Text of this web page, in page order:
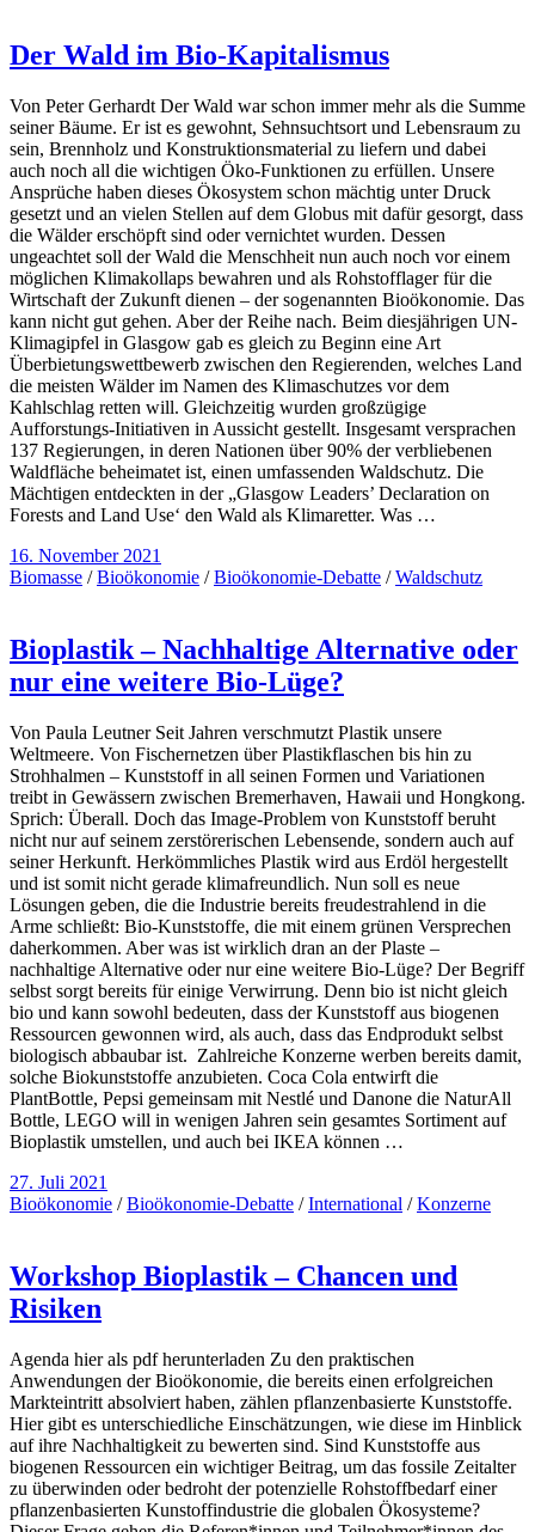
Der Wald im Bio-Kapitalismus
Von Peter Gerhardt Der Wald war schon immer mehr als die Summe
seiner Bäume. Er ist es gewohnt, Sehnsuchtsort und Lebensraum zu
sein, Brennholz und Konstruktionsmaterial zu liefern und dabei
auch noch all die wichtigen Öko-Funktionen zu erfüllen. Unsere
Ansprüche haben dieses Ökosystem schon mächtig unter Druck
gesetzt und an vielen Stellen auf dem Globus mit dafür gesorgt, dass
die Wälder erschöpft sind oder vernichtet wurden. Dessen
ungeachtet soll der Wald die Menschheit nun auch noch vor einem
möglichen Klimakollaps bewahren und als Rohstofflager für die
Wirtschaft der Zukunft dienen – der sogenannten Bioökonomie. Das
kann nicht gut gehen. Aber der Reihe nach. Beim diesjährigen UN-
Klimagipfel in Glasgow gab es gleich zu Beginn eine Art
Überbietungswettbewerb zwischen den Regierenden, welches Land
die meisten Wälder im Namen des Klimaschutzes vor dem
Kahlschlag retten will. Gleichzeitig wurden großzügige
Aufforstungs-Initiativen in Aussicht gestellt. Insgesamt versprachen
137 Regierungen, in deren Nationen über 90% der verbliebenen
Waldfläche beheimatet ist, einen umfassenden Waldschutz. Die
Mächtigen entdeckten in der „Glasgow Leaders’ Declaration on
Forests and Land Use‘ den Wald als Klimaretter. Was …
16. November 2021
Biomasse /Bioökonomie /Bioökonomie-Debatte /Waldschutz
Bioplastik – Nachhaltige Alternative oder
nur eine weitere Bio-Lüge?
Von Paula Leutner Seit Jahren verschmutzt Plastik unsere
Weltmeere. Von Fischernetzen über Plastikflaschen bis hin zu
Strohhalmen – Kunststoff in all seinen Formen und Variationen
treibt in Gewässern zwischen Bremerhaven, Hawaii und Hongkong.
Sprich: Überall. Doch das Image-Problem von Kunststoff beruht
nicht nur auf seinem zerstörerischen Lebensende, sondern auch auf
seiner Herkunft. Herkömmliches Plastik wird aus Erdöl hergestellt
und ist somit nicht gerade klimafreundlich. Nun soll es neue
Lösungen geben, die die Industrie bereits freudestrahlend in die
Arme schließt: Bio-Kunststoffe, die mit einem grünen Versprechen
daherkommen. Aber was ist wirklich dran an der Plaste –
nachhaltige Alternative oder nur eine weitere Bio-Lüge? Der Begriff
selbst sorgt bereits für einige Verwirrung. Denn bio ist nicht gleich
bio und kann sowohl bedeuten, dass der Kunststoff aus biogenen
Ressourcen gewonnen wird, als auch, dass das Endprodukt selbst
biologisch abbaubar ist. Zahlreiche Konzerne werben bereits damit,
solche Biokunststoffe anzubieten. Coca Cola entwirft die
PlantBottle, Pepsi gemeinsam mit Nestlé und Danone die NaturAll
Bottle, LEGO will in wenigen Jahren sein gesamtes Sortiment auf
Bioplastik umstellen, und auch bei IKEA können …
27. Juli 2021
Bioökonomie /Bioökonomie-Debatte /International /Konzerne
Workshop Bioplastik – Chancen und
Risiken
Agenda hier als pdf herunterladen Zu den praktischen
Anwendungen der Bioökonomie, die bereits einen erfolgreichen
Markteintritt absolviert haben, zählen pflanzenbasierte Kunststoffe.
Hier gibt es unterschiedliche Einschätzungen, wie diese im Hinblick
auf ihre Nachhaltigkeit zu bewerten sind. Sind Kunststoffe aus
biogenen Ressourcen ein wichtiger Beitrag, um das fossile Zeitalter
zu überwinden oder bedroht der potenzielle Rohstoffbedarf einer
pflanzenbasierten Kunstoffindustrie die globalen Ökosysteme?